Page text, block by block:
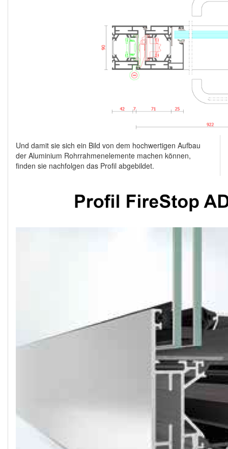
Und damit sie sich ein Bild von dem hochwertigen Aufbau
der Aluminium Rohrrahmenelemente machen können,
finden sie nachfolgen das Profil abgebildet.